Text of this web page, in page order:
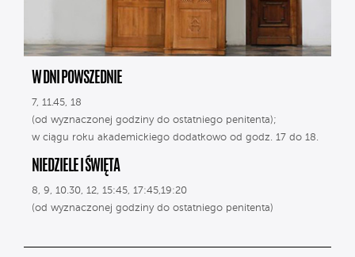
W DNI POWSZEDNIE
7, 11.45, 18
(od wyznaczonej godziny do ostatniego penitenta);
w ciągu roku akademickiego dodatkowo od godz. 17 do 18.
NIEDZIELE I ŚWIĘTA
8, 9, 10.30, 12, 15:45, 17:45,19:20
(od wyznaczonej godziny do ostatniego penitenta)